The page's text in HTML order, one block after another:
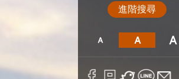
進階搜尋